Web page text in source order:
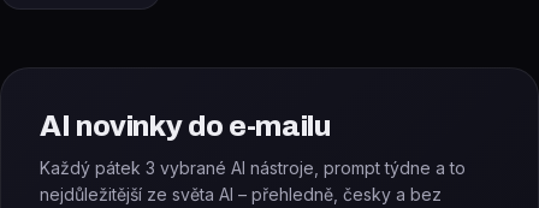
AI novinky do e-mailu
Každý pátek 3 vybrané AI nástroje, prompt týdne a to
nejdůležitější ze světa AI – přehledně, česky a bez